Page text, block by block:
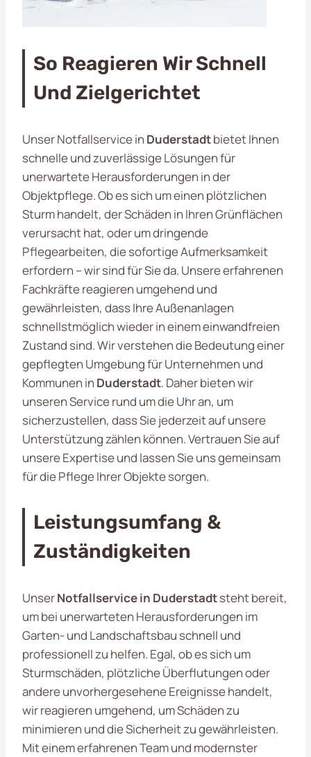
So Reagieren Wir Schnell
Und Zielgerichtet
Unser Notfallservice in Duderstadtbietet Ihnen
schnelle und zuverlässige Lösungen für
unerwartete Herausforderungen in der
Objektpflege. Ob es sich um einen plötzlichen
Sturm handelt, der Schäden in Ihren Grünflächen
verursacht hat, oder um dringende
Pflegearbeiten, die sofortige Aufmerksamkeit
erfordern – wir sind für Sie da. Unsere erfahrenen
Fachkräfte reagieren umgehend und
gewährleisten, dass Ihre Außenanlagen
schnellstmöglich wieder in einem einwandfreien
Zustand sind. Wir verstehen die Bedeutung einer
gepflegten Umgebung für Unternehmen und
Kommunen in Duderstadt. Daher bieten wir
unseren Service rund um die Uhr an, um
sicherzustellen, dass Sie jederzeit auf unsere
Unterstützung zählen können. Vertrauen Sie auf
unsere Expertise und lassen Sie uns gemeinsam
für die Pflege Ihrer Objekte sorgen.
Leistungsumfang &
Zuständigkeiten
UnserNotfallservice in Duderstadtsteht bereit,
um bei unerwarteten Herausforderungen im
Garten- und Landschaftsbau schnell und
professionell zu helfen. Egal, ob es sich um
Sturmschäden, plötzliche Überflutungen oder
andere unvorhergesehene Ereignisse handelt,
wir reagieren umgehend, um Schäden zu
minimieren und die Sicherheit zu gewährleisten.
Mit einem erfahrenen Team und modernster